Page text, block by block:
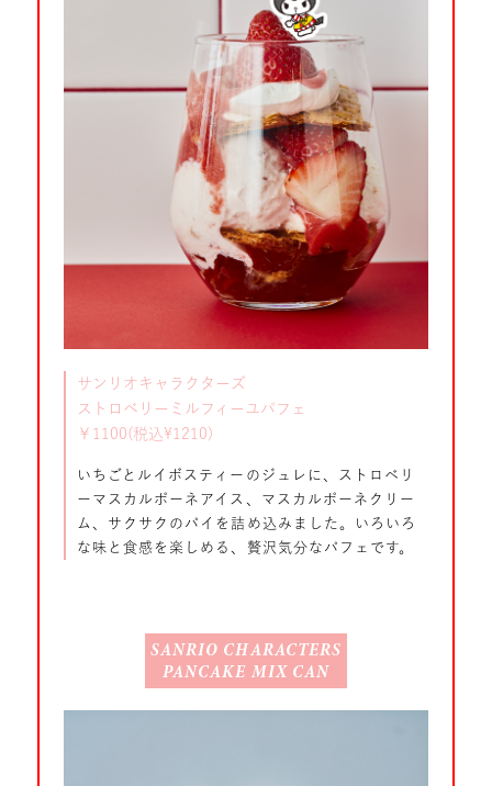
サンリオキャラクターズ
ストロベリーミルフィーユパフェ
￥1100(税込¥1210)
いちごとルイボスティーのジュレに、ストロベリ
ーマスカルポーネアイス、マスカルポーネクリー
ム、サクサクのパイを詰め込みました。いろいろ
な味と食感を楽しめる、贅沢気分なパフェです。
SANRIO CHARACTERS
PANCAKE MIX CAN